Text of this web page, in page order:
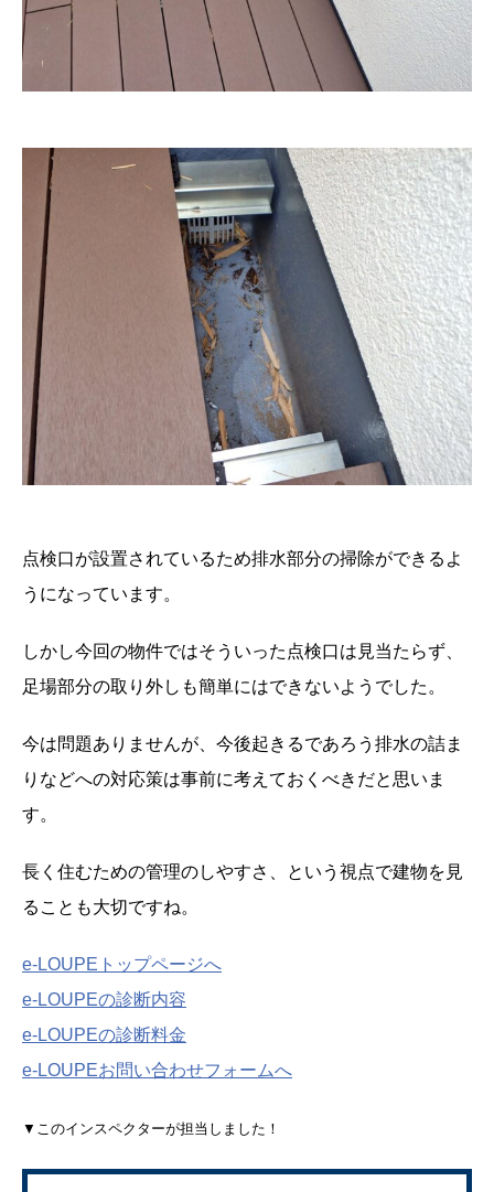
点検口が設置されているため排水部分の掃除ができるよ
うになっています。
しかし今回の物件ではそういった点検口は見当たらず、
足場部分の取り外しも簡単にはできないようでした。
今は問題ありませんが、今後起きるであろう排水の詰ま
りなどへの対応策は事前に考えておくべきだと思いま
す。
長く住むための管理のしやすさ、という視点で建物を見
ることも大切ですね。
e-LOUPEトップページへ
e-LOUPEの診断内容
e-LOUPEの診断料金
e-LOUPEお問い合わせフォームへ
▼このインスペクターが担当しました！